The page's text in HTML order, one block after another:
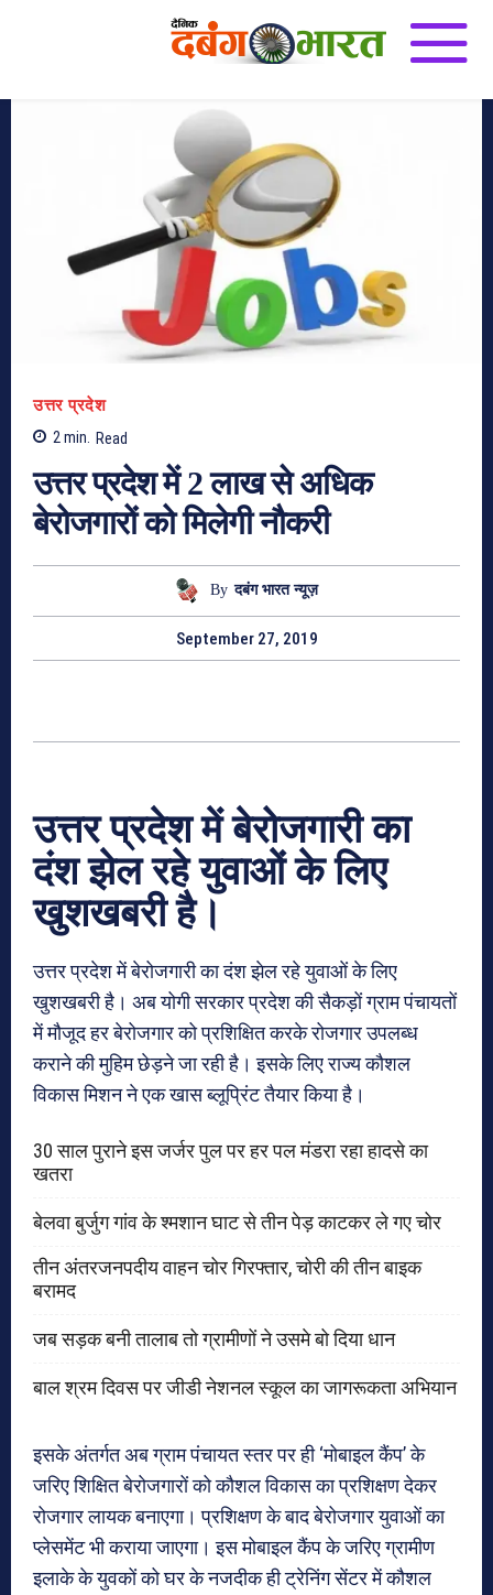
उत्तर प्रदेश
2min. Read
उत्तर प्रदेश में 2 लाख से अधिक
बेरोजगारों को मिलेगी नौकरी
By दबंग भारत न्यूज़
September 27, 2019
उत्तर प्रदेश में बेरोजगारी का
दंश झेल रहे युवाओं के लिए
खुशखबरी है।
उत्तर प्रदेश में बेरोजगारी का दंश झेल रहे युवाओं के लिए
खुशखबरी है। अब योगी सरकार प्रदेश की सैकड़ों ग्राम पंचायतों
में मौजूद हर बेरोजगार को प्रशिक्षित करके रोजगार उपलब्ध
कराने की मुहिम छेड़ने जा रही है। इसके लिए राज्य कौशल
विकास मिशन ने एक खास ब्लूप्रिंट तैयार किया है।
30 साल पुराने इस जर्जर पुल पर हर पल मंडरा रहा हादसे का
खतरा
बेलवा बुर्जुग गांव के श्मशान घाट से तीन पेड़ काटकर ले गए चोर
तीन अंतरजनपदीय वाहन चोर गिरफ्तार, चोरी की तीन बाइक
बरामद
जब सड़क बनी तालाब तो ग्रामीणों ने उसमे बो दिया धान
बाल श्रम दिवस पर जीडी नेशनल स्कूल का जागरूकता अभियान
इसके अंतर्गत अब ग्राम पंचायत स्तर पर ही ‘मोबाइल कैंप’ के
जरिए शिक्षित बेरोजगारों को कौशल विकास का प्रशिक्षण देकर
रोजगार लायक बनाएगा। प्रशिक्षण के बाद बेरोजगार युवाओं का
प्लेसमेंट भी कराया जाएगा। इस मोबाइल कैंप के जरिए ग्रामीण
इलाके के युवकों को घर के नजदीक ही ट्रेनिंग सेंटर में कौशल